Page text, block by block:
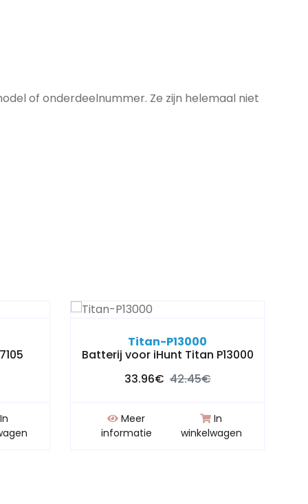
of onderdeelnummer. Ze zijn helemaal niet
In
Titan-P13000
Batterij voor iHunt Titan P13000
33.96€ 42.45€
Meer
informatie
In
winkelwagen